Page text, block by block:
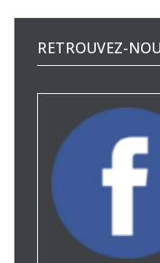
RETROUVEZ-